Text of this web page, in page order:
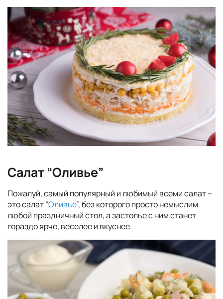
Салат “Оливье”
Пожалуй, самый популярный и любимый всеми салат –
это салат “Оливье”, без которого просто немыслим
любой праздничный стол, а застолье с ним станет
гораздо ярче, веселее и вкуснее.